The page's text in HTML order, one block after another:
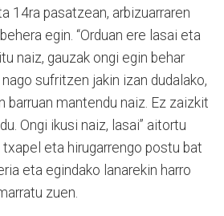
14ra pasatzean, arbizuarraren
egin. “Orduan ere lasai eta
naiz, gauzak ongi egin behar
sufritzen jakin izan dudalako,
barruan mantendu naiz. Ez zaizkit
Ongi ikusi naiz, lasai” aitortu
txapel eta hirugarrengo postu bat
eta egindako lanarekin harro
zuen.